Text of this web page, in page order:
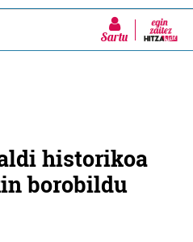
Sartu
historikoa
borobildu